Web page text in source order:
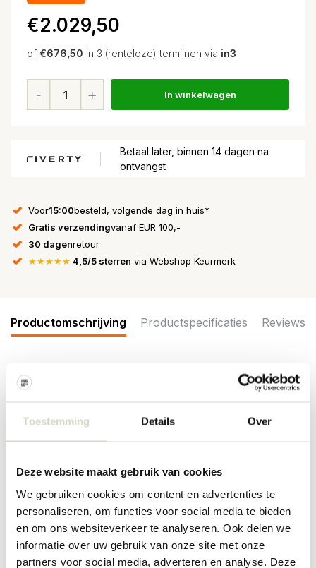
Toestemming Details Over
Deze website maakt gebruik van cookies
We gebruiken cookies om content en advertenties te
personaliseren, om functies voor social media te bieden
en om ons websiteverkeer te analyseren. Ook delen we
informatie over uw gebruik van onze site met onze
partners voor social media, adverteren en analyse. Deze
€2.029,50
of €676,50 in 3 (renteloze) termijnen via in3
In winkelwagen
Betaal later, binnen 14 dagen na
ontvangst
Voor15:00besteld, volgende dag in huis*
Gratis verzendingvanaf EUR 100,-
30 dagenretour
★★★★★ 4,5/5 sterren via Webshop Keurmerk
Productomschrijving Productspecificaties Reviews
Wat een eyecatcher! De Ay Illuminate Buri hanglamp met rotan
lampenkap hangt geweldig in je interieur. De lamp heeft een
Illuminate zijn handgemaakt en ieder exemplaar is uniek!
Kleur: naturel
max. 60W. Exclusief lichtbol.
PRODUCTSPECIFICATIES